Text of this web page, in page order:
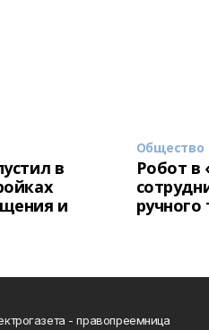
в
и
Общество
Робот в
ручного
- правопреемница